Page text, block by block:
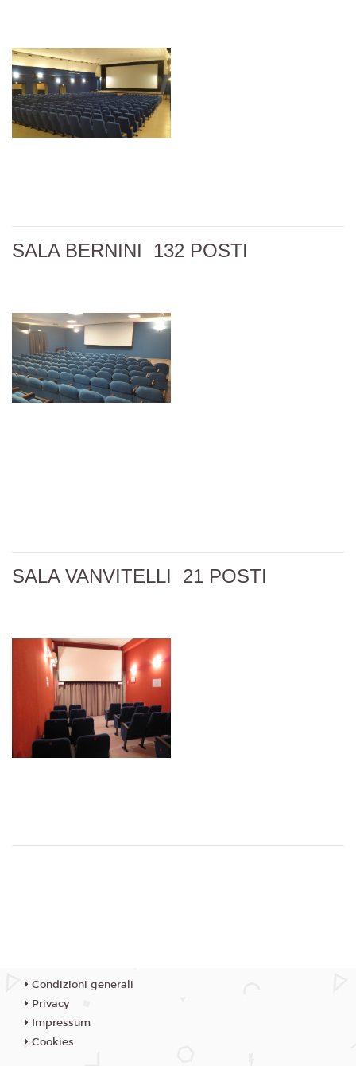
SALA BERNINI 132 POSTI
SALA VANVITELLI 21 POSTI
Condizioni generali
Privacy
Impressum
Cookies